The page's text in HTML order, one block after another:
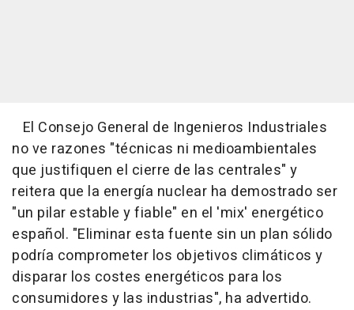
El Consejo General de Ingenieros Industriales
no ve razones "técnicas ni medioambientales
que justifiquen el cierre de las centrales" y
reitera que la energía nuclear ha demostrado ser
"un pilar estable y fiable" en el 'mix' energético
español. "Eliminar esta fuente sin un plan sólido
podría comprometer los objetivos climáticos y
disparar los costes energéticos para los
consumidores y las industrias", ha advertido.